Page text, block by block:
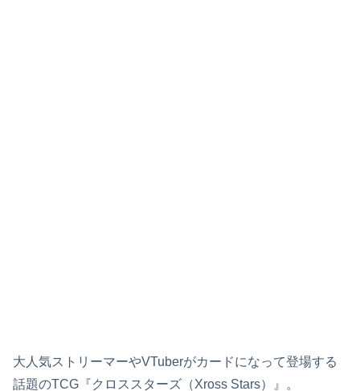
大人気ストリーマーやVTuberがカードになって登場する
話題のTCG『クロススターズ（Xross Stars）』。